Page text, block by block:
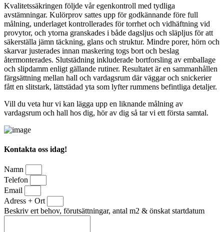
Kvalitetssäkringen följde vår egenkontroll med tydliga
avstämningar. Kulörprov sattes upp för godkännande före full
målning, underlaget kontrollerades för torrhet och vidhäftning vid
provytor, och ytorna granskades i både dagsljus och släpljus för att
säkerställa jämn täckning, glans och struktur. Mindre porer, hörn och
skarvar justerades innan maskering togs bort och beslag
återmonterades. Slutstädning inkluderade bortforsling av emballage
och slipdamm enligt gällande rutiner. Resultatet är en sammanhållen
färgsättning mellan hall och vardagsrum där väggar och snickerier
fått en slitstark, lättstädad yta som lyfter rummens befintliga detaljer.
Vill du veta hur vi kan lägga upp en liknande målning av
vardagsrum och hall hos dig, hör av dig så tar vi ett första samtal.
Kontakta oss idag!
Namn
Telefon
Email
Adress + Ort
Beskriv ert behov, förutsättningar, antal m2 & önskat startdatum